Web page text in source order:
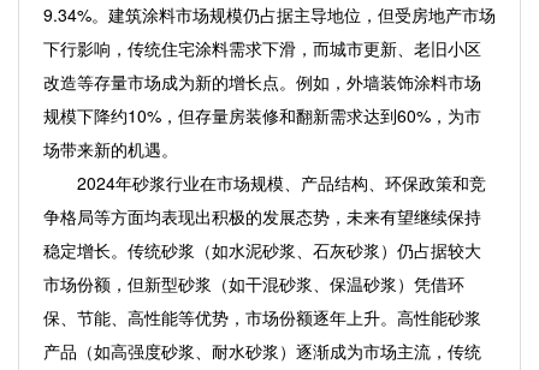
9.34%。建筑涂料市场规模仍占据主导地位，但受房地产市场
下行影响，传统住宅涂料需求下滑，而城市更新、老旧小区
改造等存量市场成为新的增长点。例如，外墙装饰涂料市场
规模下降约10%，但存量房装修和翻新需求达到60%，为市
场带来新的机遇。
2024年砂浆行业在市场规模、产品结构、环保政策和竞
争格局等方面均表现出积极的发展态势，未来有望继续保持
稳定增长。传统砂浆（如水泥砂浆、石灰砂浆）仍占据较大
市场份额，但新型砂浆（如干混砂浆、保温砂浆）凭借环
保、节能、高性能等优势，市场份额逐年上升。高性能砂浆
产品（如高强度砂浆、耐水砂浆）逐渐成为市场主流，传统